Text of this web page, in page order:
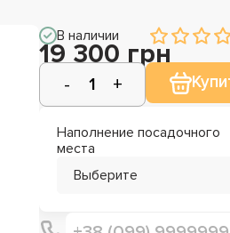
В наличии
19 300 грн
Наполнение посадочного
места
Выберите